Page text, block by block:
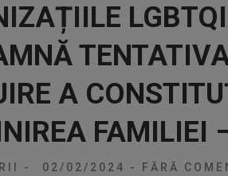
A
FAMILIEI
- 02/02/2024 - FĂRĂ